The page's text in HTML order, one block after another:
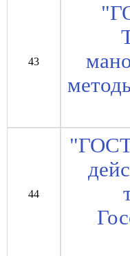
43
44
"ГОСТ